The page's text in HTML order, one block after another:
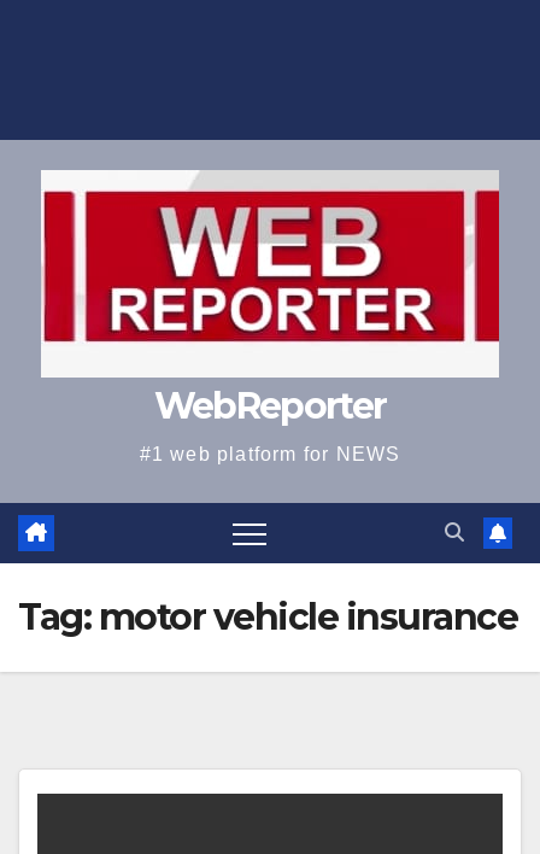
WebReporter
#1 web platform for NEWS
Tag: motor vehicle insurance